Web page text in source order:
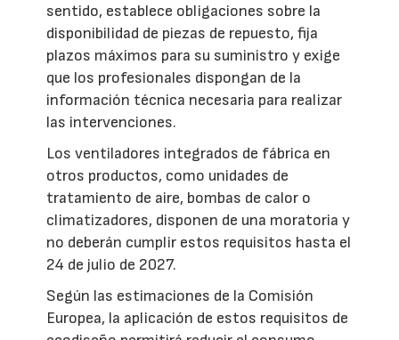
sentido, establece obligaciones sobre la
disponibilidad de piezas de repuesto, fija
plazos máximos para su suministro y exige
que los profesionales dispongan de la
información técnica necesaria para realizar
las intervenciones.
Los ventiladores integrados de fábrica en
otros productos, como unidades de
tratamiento de aire, bombas de calor o
climatizadores, disponen de una moratoria y
no deberán cumplir estos requisitos hasta el
24 de julio de 2027.
Según las estimaciones de la Comisión
Europea, la aplicación de estos requisitos de